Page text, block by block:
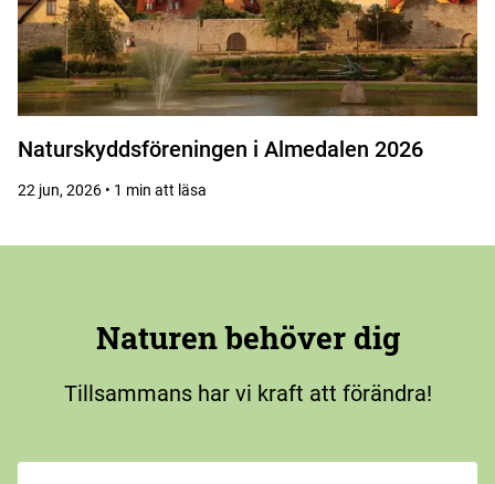
Naturskyddsföreningen i Almedalen 2026
22 jun, 2026 • 1 min att läsa
Naturen behöver dig
Tillsammans har vi kraft att förändra!